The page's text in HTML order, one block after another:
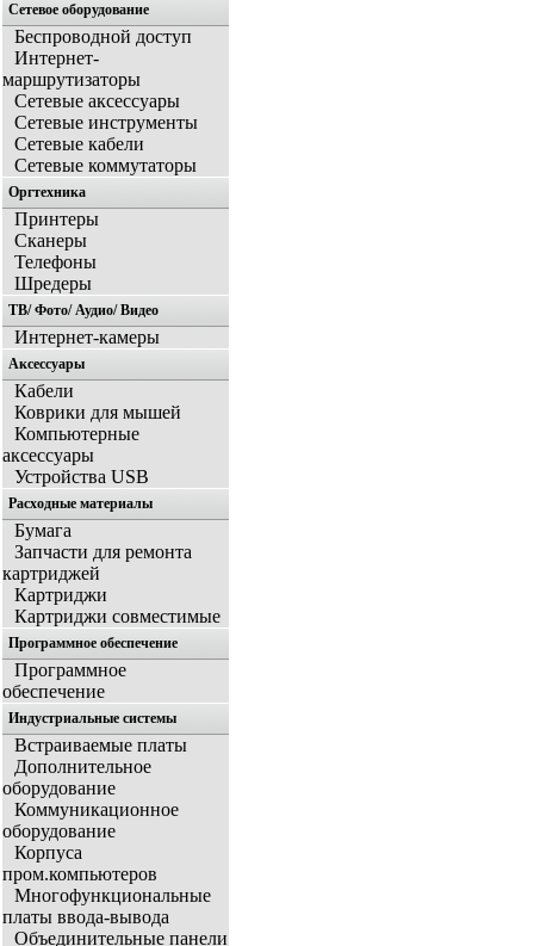
Сетевое оборудование
Беспроводной доступ
Интернет-
маршрутизаторы
Сетевые аксессуары
Сетевые инструменты
Сетевые кабели
Сетевые коммутаторы
Оргтехника
Принтеры
Сканеры
Телефоны
Шредеры
ТВ/ Фото/ Аудио/ Видео
Интернет-камеры
Аксессуары
Кабели
Коврики для мышей
Компьютерные
аксессуары
Устройства USB
Расходные материалы
Бумага
Запчасти для ремонта
картриджей
Картриджи
Картриджи совместимые
Программное обеспечение
Программное
обеспечение
Индустриальные системы
Встраиваемые платы
Дополнительное
оборудование
Коммуникационное
оборудование
Корпуса
пром.компьютеров
Многофункциональные
платы ввода-вывода
Объединительные панели